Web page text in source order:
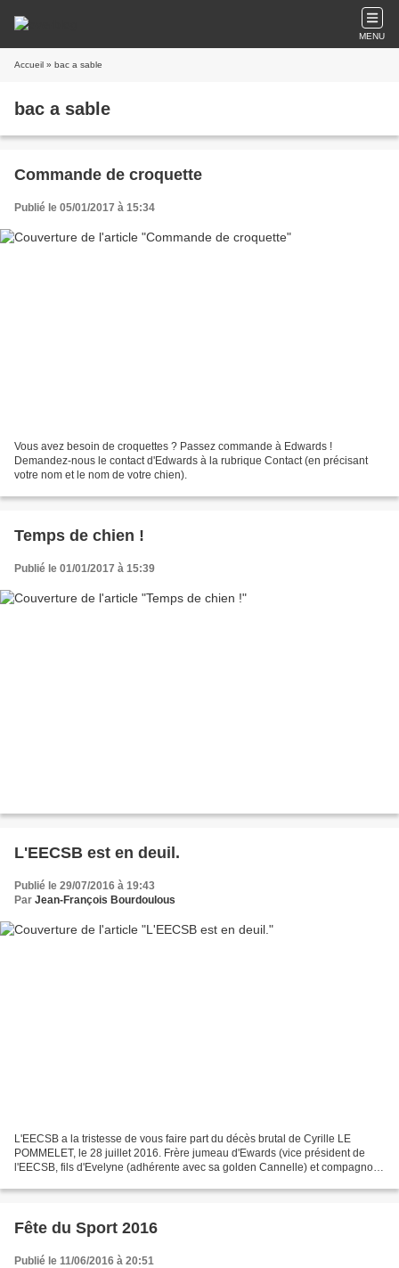
MENU
Accueil » bac a sable
bac a sable
Commande de croquette
Publié le 05/01/2017 à 15:34
Vous avez besoin de croquettes ? Passez commande à Edwards !
Demandez-nous le contact d'Edwards à la rubrique Contact (en précisant
votre nom et le nom de votre chien).
Temps de chien !
Publié le 01/01/2017 à 15:39
L'EECSB est en deuil.
Publié le 29/07/2016 à 19:43
Par Jean-François Bourdoulous
L'EECSB a la tristesse de vous faire part du décès brutal de Cyrille LE
POMMELET, le 28 juillet 2016. Frère jumeau d'Ewards (vice président de
l'EECSB, fils d'Evelyne (adhérente avec sa golden Cannelle) et compagnon
Fête du Sport 2016
Publié le 11/06/2016 à 20:51